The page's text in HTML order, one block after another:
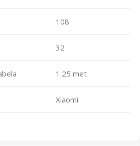
108
32
1.25 met
Xiaomi